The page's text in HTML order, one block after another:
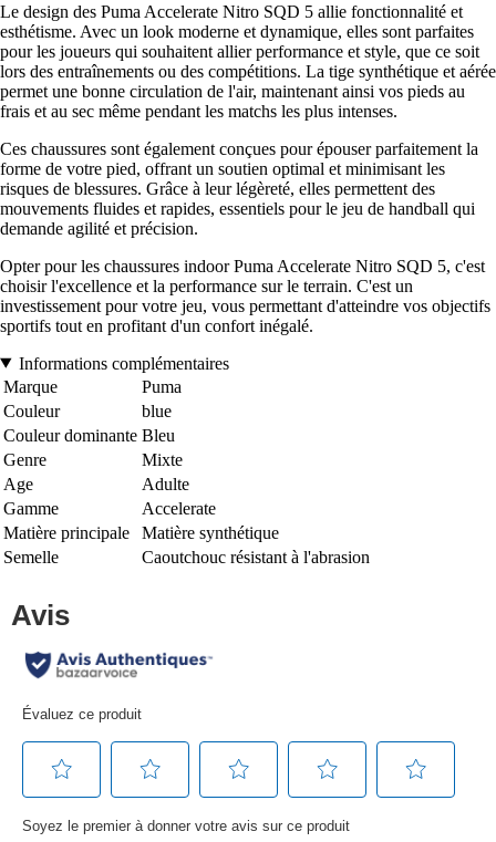
Le design des Puma Accelerate Nitro SQD 5 allie fonctionnalité et
esthétisme. Avec un look moderne et dynamique, elles sont parfaites
pour les joueurs qui souhaitent allier performance et style, que ce soit
lors des entraînements ou des compétitions. La tige synthétique et aérée
permet une bonne circulation de l'air, maintenant ainsi vos pieds au
frais et au sec même pendant les matchs les plus intenses.
Ces chaussures sont également conçues pour épouser parfaitement la
forme de votre pied, offrant un soutien optimal et minimisant les
risques de blessures. Grâce à leur légèreté, elles permettent des
mouvements fluides et rapides, essentiels pour le jeu de handball qui
demande agilité et précision.
Opter pour les chaussures indoor Puma Accelerate Nitro SQD 5, c'est
choisir l'excellence et la performance sur le terrain. C'est un
investissement pour votre jeu, vous permettant d'atteindre vos objectifs
sportifs tout en profitant d'un confort inégalé.
Informations complémentaires
Marque
Puma
Couleur
blue
Couleur dominante Bleu
Genre
Mixte
Age
Adulte
Gamme
Accelerate
Matière principale
Matière synthétique
Semelle
Caoutchouc résistant à l'abrasion